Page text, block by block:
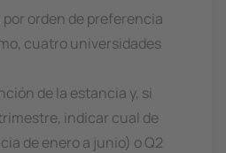
orden de preferencia
cuatro universidades
de la estancia y, si
indicar cual de
de enero a junio) o Q2